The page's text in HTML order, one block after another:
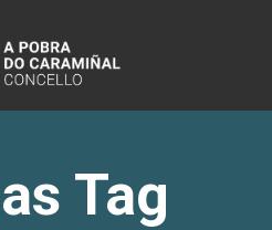
Tag